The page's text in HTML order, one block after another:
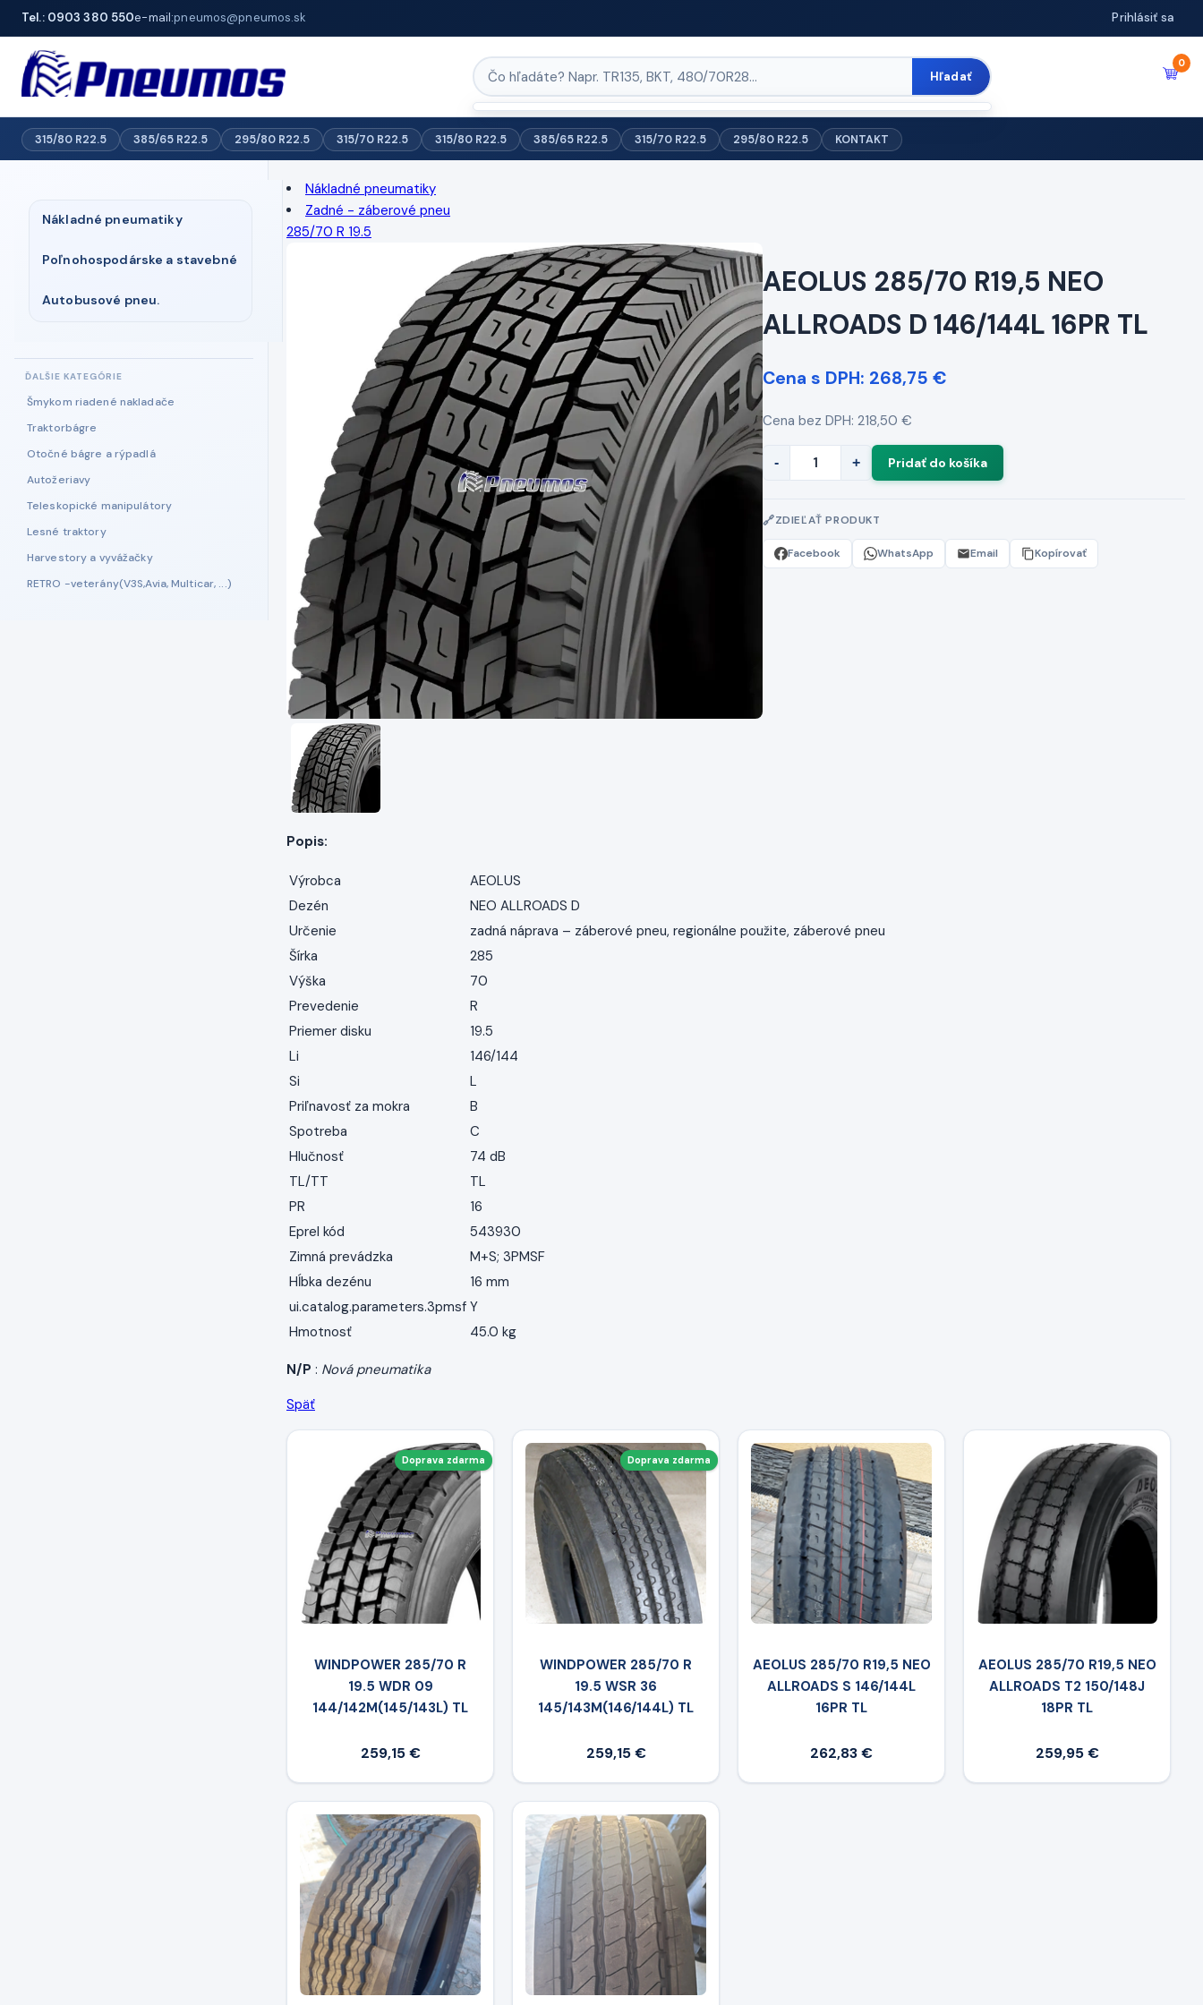
Tel.: 0903 380 550e-mail:pneumos@pneumos.sk Prihlásiť sa
Hľadať
0
315/80 R22.5 385/65 R22.5 295/80 R22.5 315/70 R22.5 315/80 R22.5 385/65 R22.5 315/70 R22.5 295/80 R22.5 KONTAKT
Nákladné pneumatiky
Poľnohospodárske a stavebné
Autobusové pneu.
Šmykom riadené nakladače
Traktorbágre
Otočné bágre a rýpadlá
Autožeriavy
Teleskopické manipulátory
Lesné traktory
Harvestory a vyvážačky
RETRO -veterány(V3S,Avia, Multicar, ...)
Nákladné pneumatiky
Zadné - záberové pneu
285/70 R 19.5
AEOLUS 285/70 R19,5 NEO
ALLROADS D 146/144L 16PR TL
Cena s DPH: 268,75 €
Cena bez DPH: 218,50 €
- +
ZDIEĽAŤ PRODUKT
Facebook WhatsApp Email Kopírovať
Popis:
Výrobca
AEOLUS
Dezén
NEO ALLROADS D
Určenie
zadná náprava – záberové pneu, regionálne použite, záberové pneu
Šírka
285
Výška
70
Prevedenie
R
Priemer disku
19.5
Li
146/144
Si
L
Priľnavosť za mokra
B
Spotreba
C
Hlučnosť
74 dB
TL/TT
TL
PR
16
Eprel kód
543930
Zimná prevádzka
M+S; 3PMSF
Hĺbka dezénu
16 mm
ui.catalog.parameters.3pmsf Y
Hmotnosť
45.0 kg
N/P : Nová pneumatika
Späť
Doprava zdarma
WINDPOWER 285/70 R
19.5 WDR 09
144/142M(145/143L) TL
259,15 €
Doprava zdarma
WINDPOWER 285/70 R
19.5 WSR 36
145/143M(146/144L) TL
259,15 €
AEOLUS 285/70 R19,5 NEO
ALLROADS S 146/144L
16PR TL
262,83 €
AEOLUS 285/70 R19,5 NEO
ALLROADS T2 150/148J
18PR TL
259,95 €